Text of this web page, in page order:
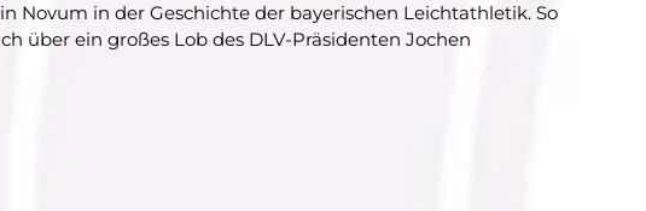
Novum in der Geschichte der bayerischen Leichtathletik. So
über ein großes Lob des DLV-Präsidenten Jochen